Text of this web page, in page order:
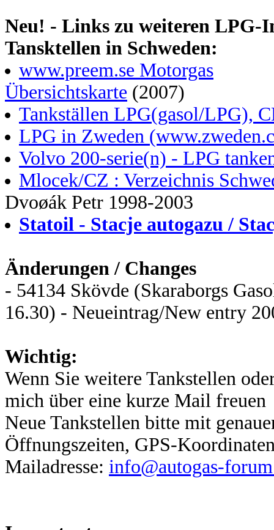
Neu! - Links zu weiteren LPG-
Tansktellen in Schweden:
www.preem.se Motorgas
Übersichtskarte (2007)
Tankställen LPG(gasol/LPG),
LPG in Zweden
Volvo 200-serie(n) - LPG
Mlocek/CZ : Verzeichnis
Dvoøák Petr 1998-2003
Statoil - Stacje autogazu /
Änderungen / Changes
- 54134 Skövde (Skaraborgs
16.30) - Neueintrag/New entry
Wichtig:
Wenn Sie weitere Tankstellen
mich über eine kurze Mail freuen
Neue Tankstellen bitte mit
Öffnungszeiten, GPS-
Mailadresse: info@autogas-